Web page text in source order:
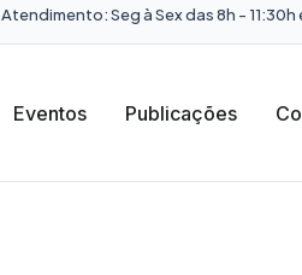
Atendimento: Seg à Sex das 8h - 11:30h
Eventos Publicações